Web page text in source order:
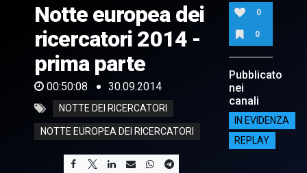
8
seconds
Notte europea dei
ricercatori 2014 -
prima parte
00:50:08 30.09.2014
NOTTE DEI RICERCATORI
NOTTE EUROPEA DEI RICERCATORI
0
0
Pubblicato
nei
canali
IN EVIDENZA
REPLAY